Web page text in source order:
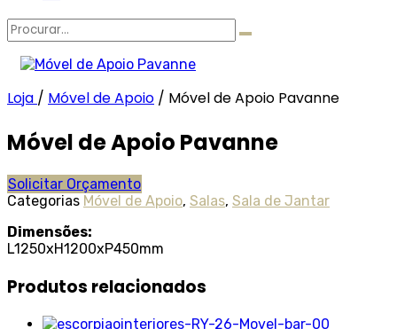
Procurar
por:
Loja / Móvel de Apoio / Móvel de Apoio Pavanne
Móvel de Apoio Pavanne
Solicitar Orçamento
Categorias Móvel de Apoio, Salas, Sala de Jantar
Dimensões:
L1250xH1200xP450mm
Produtos relacionados